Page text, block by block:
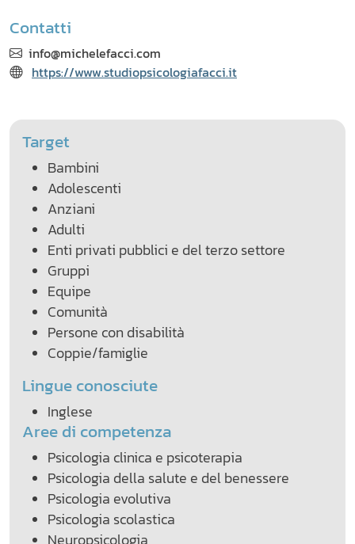
Contatti
info@michelefacci.com
https://www.studiopsicologiafacci.it
Target
Bambini
Adolescenti
Anziani
Adulti
Enti privati pubblici e del terzo settore
Gruppi
Equipe
Comunità
Persone con disabilità
Coppie/famiglie
Lingue conosciute
Inglese
Aree di competenza
Psicologia clinica e psicoterapia
Psicologia della salute e del benessere
Psicologia evolutiva
Psicologia scolastica